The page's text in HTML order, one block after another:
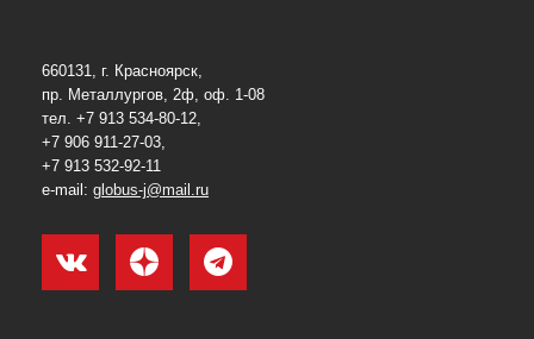
660131, г. Красноярск,
пр. Металлургов, 2ф, оф. 1-08
тел. +7 913 534-80-12,
+7 906 911-27-03,
+7 913 532-92-11
e-mail: globus-j@mail.ru